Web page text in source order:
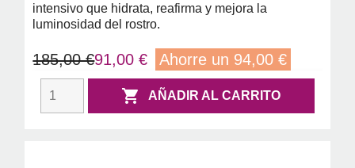
intensivo que hidrata, reafirma y mejora la
luminosidad del rostro.
185,00 €91,00 € Ahorre un 94,00 €
 AÑADIR AL CARRITO